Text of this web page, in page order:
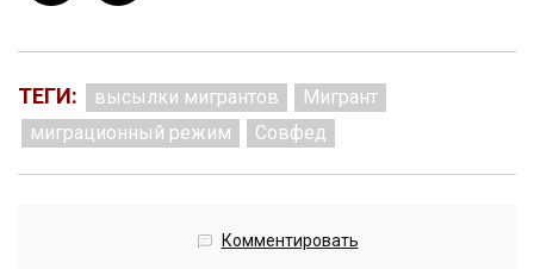
ТЕГИ: высылки мигрантов
Мигрант
миграционный режим
Совфед
Комментировать